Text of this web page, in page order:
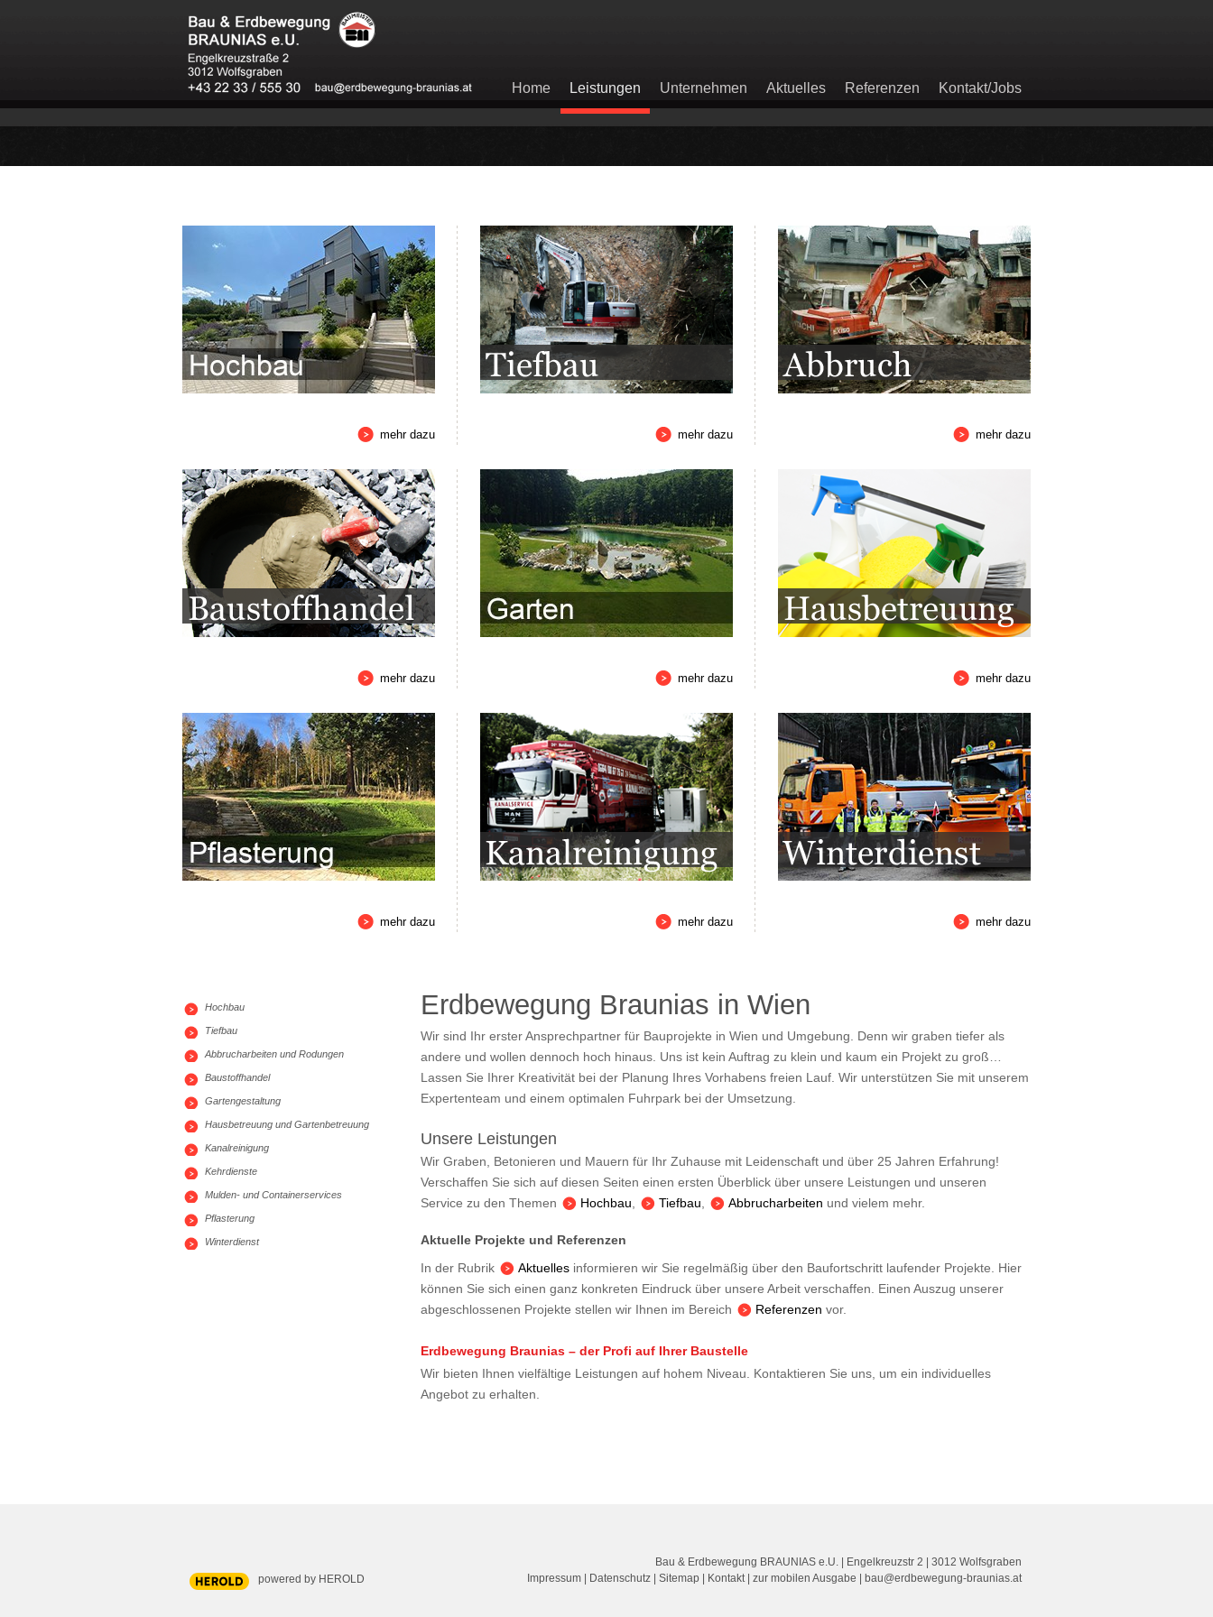
Home Leistungen Unternehmen Aktuelles Referenzen Kontakt/Jobs
A A A
mehr dazu mehr dazu mehr dazu
mehr dazu mehr dazu mehr dazu
mehr dazu mehr dazu mehr dazu
Hochbau
Tiefbau
Abbrucharbeiten und Rodungen
Baustoffhandel
Gartengestaltung
Hausbetreuung und Gartenbetreuung
Kanalreinigung
Kehrdienste
Mulden- und Containerservices
Pflasterung
Winterdienst
Erdbewegung Braunias in Wien
Wir sind Ihr erster Ansprechpartner für Bauprojekte in Wien und Umgebung. Denn wir graben tiefer als
andere und wollen dennoch hoch hinaus. Uns ist kein Auftrag zu klein und kaum ein Projekt zu groß…
Lassen Sie Ihrer Kreativität bei der Planung Ihres Vorhabens freien Lauf. Wir unterstützen Sie mit unserem
Expertenteam und einem optimalen Fuhrpark bei der Umsetzung.
Unsere Leistungen
Wir Graben, Betonieren und Mauern für Ihr Zuhause mit Leidenschaft und über 25 Jahren Erfahrung!
Verschaffen Sie sich auf diesen Seiten einen ersten Überblick über unsere Leistungen und unseren
Service zu den Themen
Hochbau Tiefbau Abbrucharbeiten und vielem mehr.
Aktuelle Projekte und Referenzen
In der Rubrik
Aktuelles informieren wir Sie regelmäßig über den Baufortschritt laufender Projekte. Hier
können Sie sich einen ganz konkreten Eindruck über unsere Arbeit verschaffen. Einen Auszug unserer
abgeschlossenen Projekte stellen wir Ihnen im Bereich
Referenzen vor.
Erdbewegung Braunias – der Profi auf Ihrer Baustelle
Wir bieten Ihnen vielfältige Leistungen auf hohem Niveau. Kontaktieren Sie uns, um ein individuelles
Angebot zu erhalten.
Bau & Erdbewegung BRAUNIAS e.U. Engelkreuzstr 2 3012 Wolfsgraben
Impressum
Datenschutz Sitemap Kontakt zur mobilen Ausgabe bau@erdbewegung-braunias.at
powered by HEROLD